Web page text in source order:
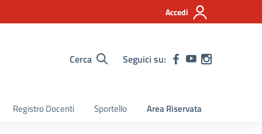
Accedi
Cerca Seguici su:
Registro Docenti Sportello Area Riservata